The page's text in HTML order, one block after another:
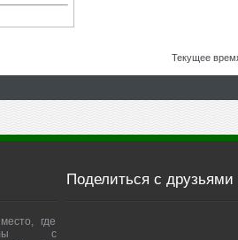
Текущее
где
с
Поделиться с друзьями